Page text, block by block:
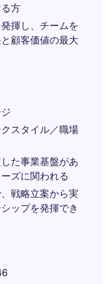
方
揮し、チームを
顧客価値の最大
スタイル／職場
た事業基盤があ
ズに関われる
戦略立案から実
ップを発揮でき